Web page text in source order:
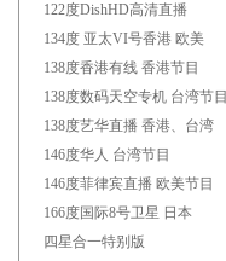
122度DishHD高清直播
134度 亚太VI号香港 欧美
138度香港有线 香港节目
138度数码天空专机 台湾节目
138度艺华直播 香港、台湾
146度华人 台湾节目
146度菲律宾直播 欧美节目
166度国际8号卫星 日本
四星合一特别版